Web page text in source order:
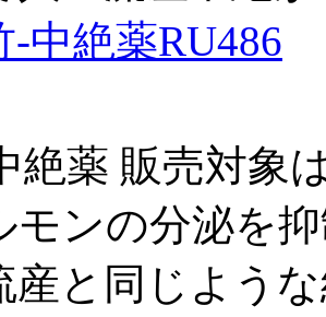
-中絶薬RU486
絶薬 販売対象
モンの分泌を
産と同じよう